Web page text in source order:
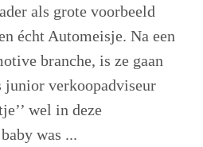
als grote voorbeeld
écht Automeisje. Na een
branche, is ze gaan
verkoopadviseur
wel in deze
was ...